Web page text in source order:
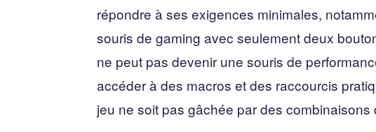
répondre à ses exigences minimales,
souris de gaming avec seulement deux
ne peut pas devenir une souris de
accéder à des macros et des raccourcis
jeu ne soit pas gâchée par des